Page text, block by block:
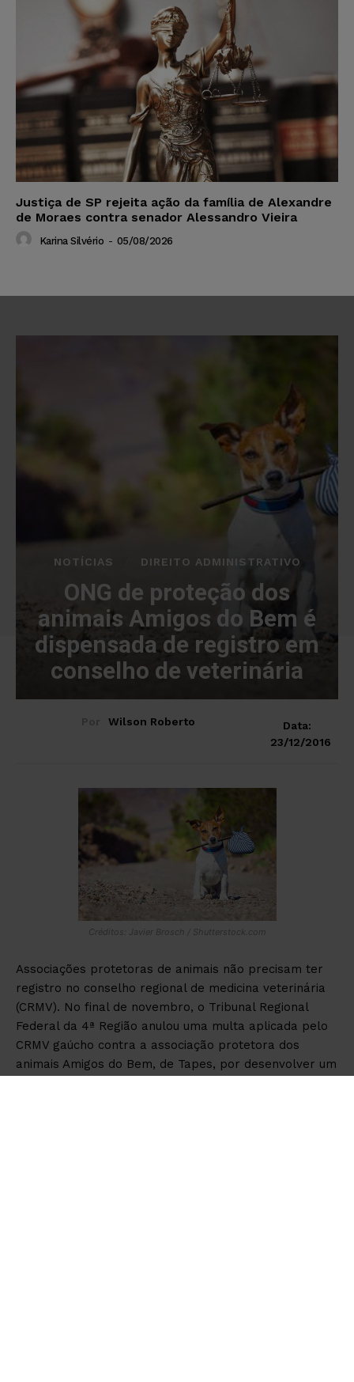
Justiça de SP rejeita ação da família de Alexandre
de Moraes contra senador Alessandro Vieira
Karina Silvério - 05/08/2026